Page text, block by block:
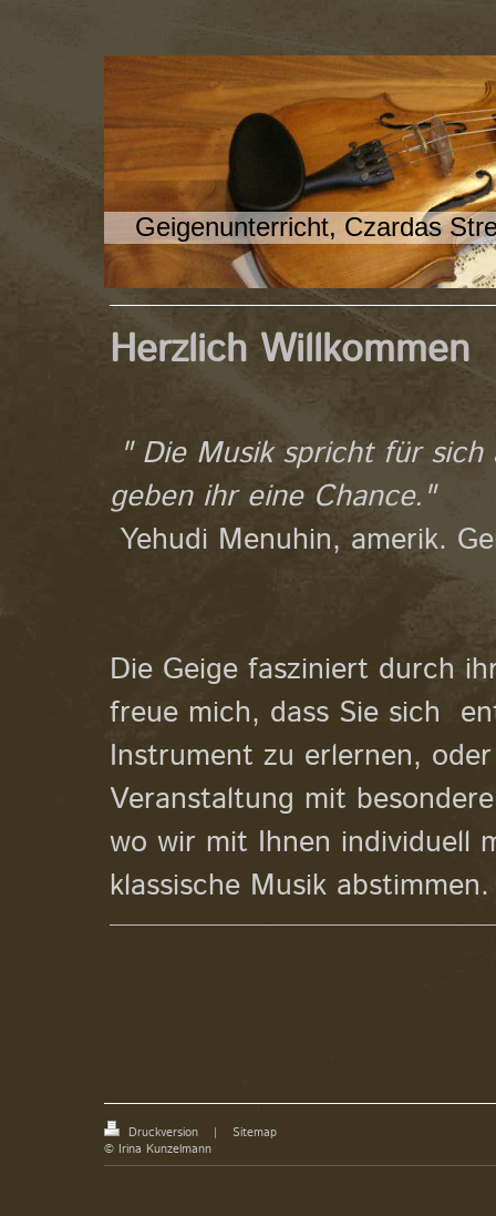
Geigenunterricht, Czardas
Herzlich Willkommen
" Die Musik spricht für
geben ihr eine Chance."
Yehudi Menuhin, amerik.
Die Geige fasziniert durch
freue mich, dass Sie sich
Instrument zu erlernen,
Veranstaltung mit
wo wir mit Ihnen individuell
klassische Musik abstimmen.
Druckversion |
Sitemap
© Irina Kunzelmann